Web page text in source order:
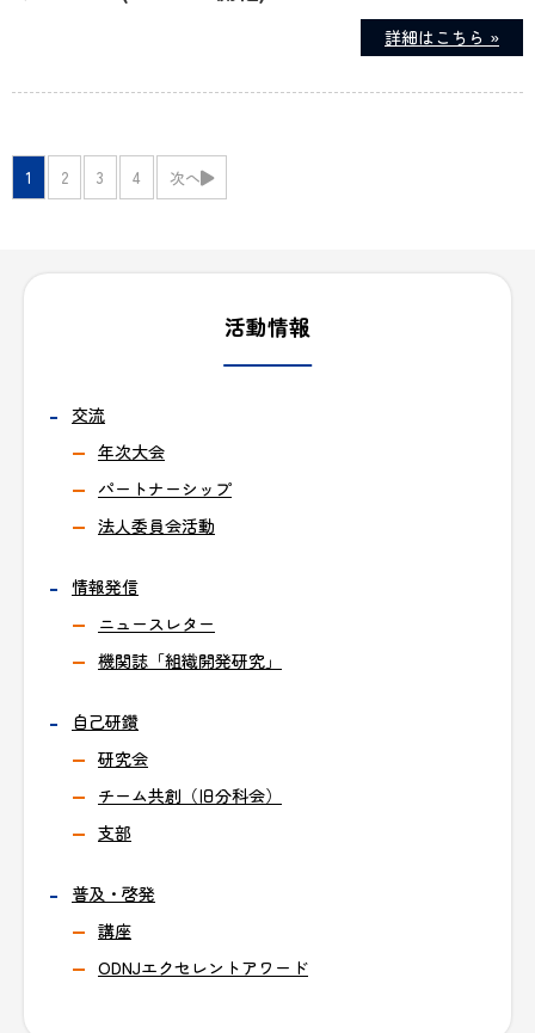
詳細はこちら »
1 2 3 4 次へ
活動情報
交流
年次大会
パートナーシップ
法人委員会活動
情報発信
ニュースレター
機関誌「組織開発研究」
自己研鑽
研究会
チーム共創（旧分科会）
支部
普及・啓発
講座
ODNJエクセレントアワード